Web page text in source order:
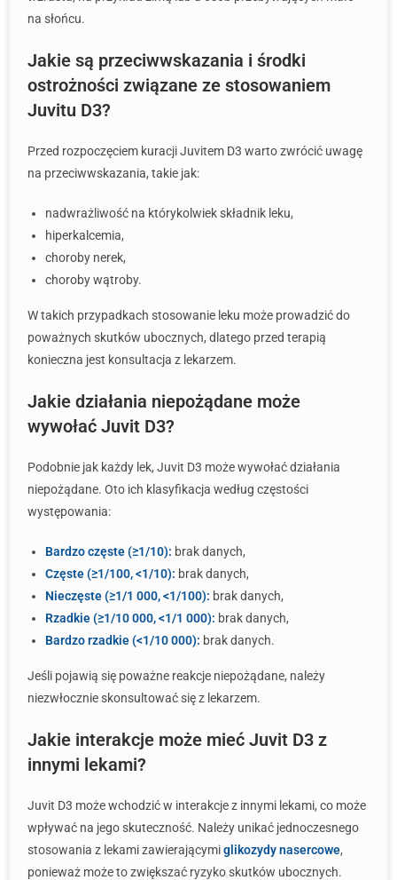
na słońcu.
Jakie są przeciwwskazania i środki
ostrożności związane ze stosowaniem
Juvitu D3?
Przed rozpoczęciem kuracji Juvitem D3 warto zwrócić uwagę
na przeciwwskazania, takie jak:
nadwrażliwość na którykolwiek składnik leku,
hiperkalcemia,
choroby nerek,
choroby wątroby.
W takich przypadkach stosowanie leku może prowadzić do
poważnych skutków ubocznych, dlatego przed terapią
konieczna jest konsultacja z lekarzem.
Jakie działania niepożądane może
wywołać Juvit D3?
Podobnie jak każdy lek, Juvit D3 może wywołać działania
niepożądane. Oto ich klasyfikacja według częstości
występowania:
Bardzo częste (≥1/10): brak danych,
Częste (≥1/100, <1/10): brak danych,
Nieczęste (≥1/1 000, <1/100): brak danych,
Rzadkie (≥1/10 000, <1/1 000): brak danych,
Bardzo rzadkie (<1/10 000): brak danych.
Jeśli pojawią się poważne reakcje niepożądane, należy
niezwłocznie skonsultować się z lekarzem.
Jakie interakcje może mieć Juvit D3 z
innymi lekami?
Juvit D3 może wchodzić w interakcje z innymi lekami, co może
wpływać na jego skuteczność. Należy unikać jednoczesnego
stosowania z lekami zawierającymiglikozydy nasercowe,
ponieważ może to zwiększać ryzyko skutków ubocznych.